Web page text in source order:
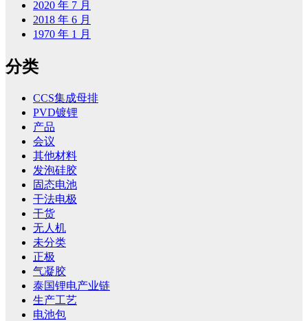
2020 年 7 月
2018 年 6 月
1970 年 1 月
分类
CCS集成母排
PVD镀锂
产品
会议
其他材料
发泡硅胶
固态电池
干法电极
干货
无人机
未分类
正极
气凝胶
泰国锂电产业链
生产工艺
电池包